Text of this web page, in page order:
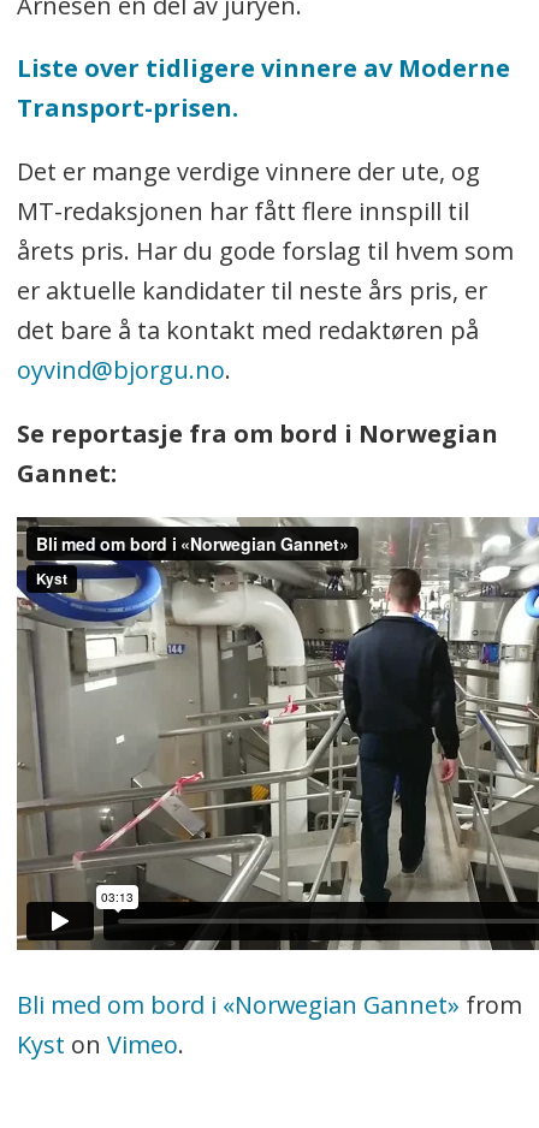
Liste over tidligere vinnere av Moderne
Transport-prisen.
Det er mange verdige vinnere der ute, og
MT-redaksjonen har fått flere innspill til
årets pris. Har du gode forslag til hvem som
er aktuelle kandidater til neste års pris, er
det bare å ta kontakt med redaktøren på
oyvind@bjorgu.no.
Se reportasje fra om bord i Norwegian
Gannet:
Bli med om bord i «Norwegian Gannet» from
Kyst on Vimeo.